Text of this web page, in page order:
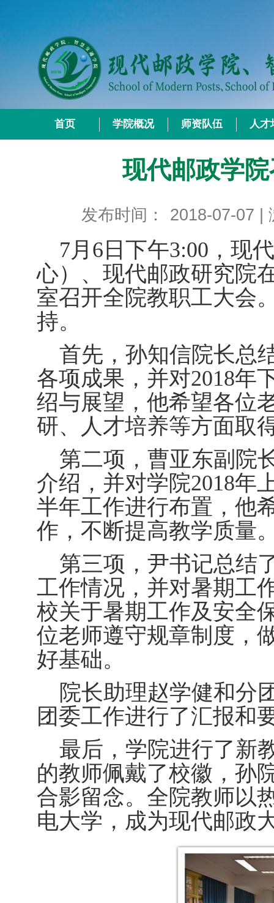
首页 学院概况 师资队伍 人才
现代邮政学
发布时间： 2018-07-07
7月 6 日下午3:00，现
心）、现代邮政研究院
室召开全院教职工大会
持。
首先，孙知信院长总
各项成果，并对2018年
绍与展望，他希望各位
研、人才培养等方面取
第二项，曹亚东副院
介绍，并对学院2018年
半年工作进行布置，他
作，不断提高教学质量
第三项，尹书记总结
工作情况，并对暑期工
校关于暑期工作及安全
位老师遵守规章制度，
好基础。
院长助理赵学健和分
团委工作进行了汇报和
最后，学院进行了新
的教师佩戴了校徽，孙
合影留念。全院教师以
电大学，成为现代邮政